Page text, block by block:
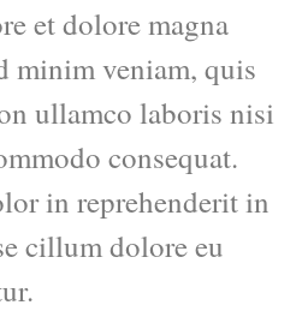
et dolore magna
minim veniam, quis
ullamco laboris nisi
consequat.
in reprehenderit in
cillum dolore eu